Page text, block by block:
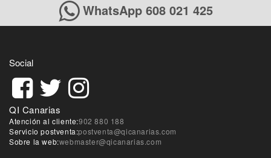
WhatsApp 608 021 425
Social
QI Canarias
Atención al cliente:902 880 188
Servicio postventa:postventa@qicanarias.com
Sobre la web:webmaster@qicanarias.com